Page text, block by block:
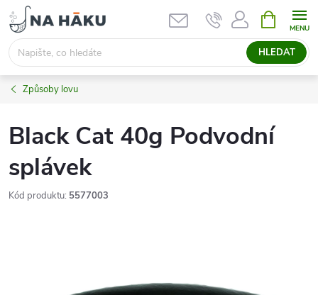
Přejít
na
obsah
HLEDAT
NÁKUPNÍ
KOŠÍK
Způsoby lovu
Black Cat 40g Podvodní
splávek
Kód produktu: 5577003